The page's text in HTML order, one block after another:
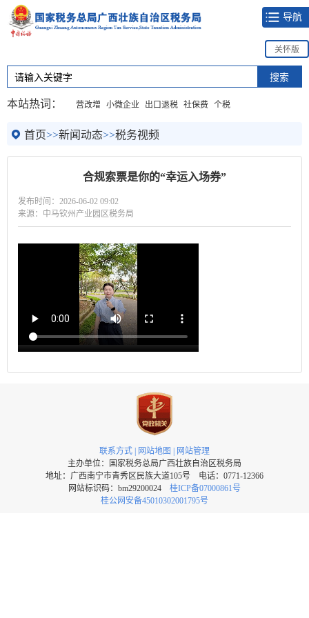
导航
关怀版
本站热词： 营改增 小微企业 出口退税 社保费 个税
首页>>新闻动态>>税务视频
合规索票是你的“幸运入场券”
发布时间：2026-06-02 09:02
来源：中马钦州产业园区税务局
联系方式 | 网站地图 | 网站管理
主办单位：国家税务总局广西壮族自治区税务局
地址：广西南宁市青秀区民族大道105号 电话：0771-12366
网站标识码：bm29200024 桂ICP备07000861号
桂公网安备45010302001795号